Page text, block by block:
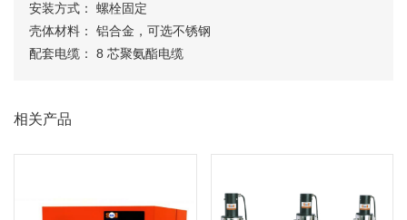
安装方式： 螺栓固定
壳体材料： 铝合金，可选不锈钢
配套电缆： 8 芯聚氨酯电缆
相关产品